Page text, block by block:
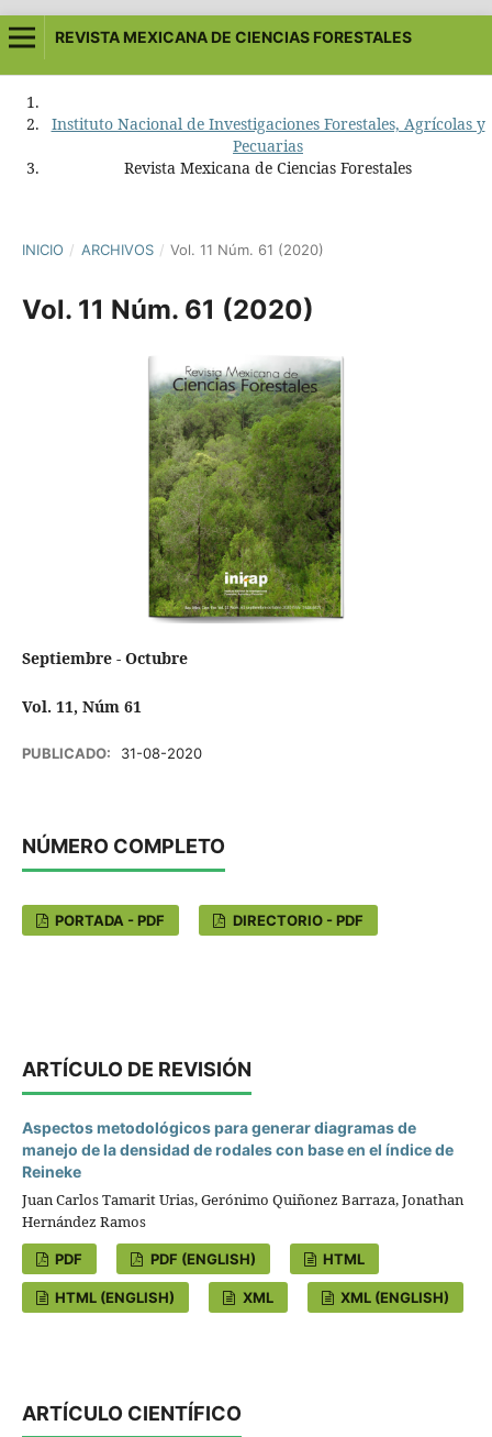
REVISTA MEXICANA DE CIENCIAS FORESTALES
Instituto Nacional de Investigaciones Forestales, Agrícolas y
Pecuarias
Revista Mexicana de Ciencias Forestales
INICIO / ARCHIVOS / Vol. 11 Núm. 61 (2020)
Vol. 11 Núm. 61 (2020)
Septiembre - Octubre
Vol. 11, Núm 61
PUBLICADO: 31-08-2020
NÚMERO COMPLETO
PORTADA - PDF DIRECTORIO - PDF
ARTÍCULO DE REVISIÓN
Aspectos metodológicos para generar diagramas de
manejo de la densidad de rodales con base en el índice de
Reineke
Juan Carlos Tamarit Urias, Gerónimo Quiñonez Barraza, Jonathan
Hernández Ramos
PDF PDF (ENGLISH) HTML
HTML (ENGLISH) XML XML (ENGLISH)
ARTÍCULO CIENTÍFICO